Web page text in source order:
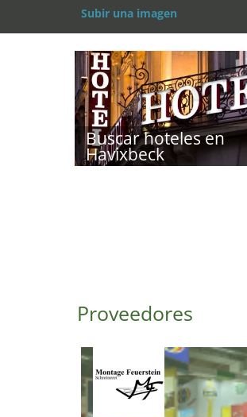
Subir una imagen
Buscar hoteles en
Havixbeck
Proveedores